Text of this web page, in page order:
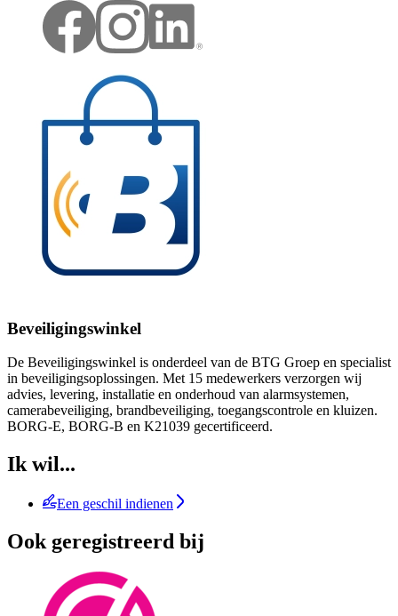
Beveiligingswinkel
De Beveiligingswinkel is onderdeel van de BTG Groep en specialist
in beveiligingsoplossingen. Met 15 medewerkers verzorgen wij
advies, levering, installatie en onderhoud van alarmsystemen,
camerabeveiliging, brandbeveiliging, toegangscontrole en kluizen.
BORG-E, BORG-B en K21039 gecertificeerd.
Ik wil...
Een geschil indienen
Ook geregistreerd bij